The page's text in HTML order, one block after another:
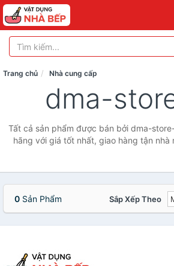
Trang chủ Nhà cung cấp
dma-
Tất cả sản phẩm được bán bởi dma-
hãng với giá tốt nhất, giao hàng tận nhà
0 Sản Phẩm Sắp Xếp Theo